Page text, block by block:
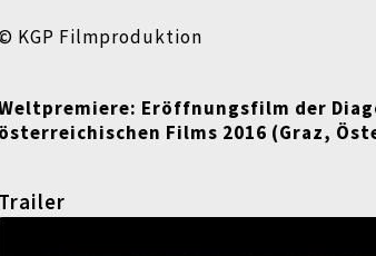
KGP Filmproduktion
Eröffnungsfilm der
österreichischen Films 2016 (Graz,
Trailer